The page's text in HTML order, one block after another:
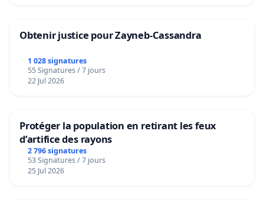
Obtenir justice pour Zayneb-Cassandra
1 028 signatures
55 Signatures / 7 jours
22 Jul 2026
Protéger la population en retirant les feux
d’artifice des rayons
2 796 signatures
53 Signatures / 7 jours
25 Jul 2026